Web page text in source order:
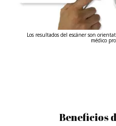
Los resultados del escáner son
médico
Beneficios